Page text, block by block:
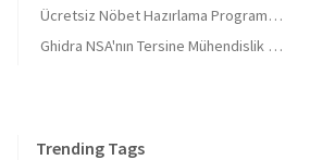
Ücretsiz Nöbet Hazırlama Programı, Tüm sektörlere uygun (Mazeretli)
Ghidra NSA'nın Tersine Mühendislik Araç Seti
Trending Tags